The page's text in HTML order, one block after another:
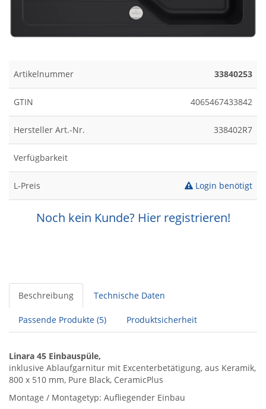
Artikelnummer 33840253
GTIN 4065467433842
Hersteller Art.-Nr. 338402R7
Verfügbarkeit
L-Preis Login benötigt
Noch kein Kunde? Hier registrieren!
Beschreibung Technische Daten
Passende Produkte (5) Produktsicherheit
Linara 45 Einbauspüle,
inklusive Ablaufgarnitur mit Excenterbetätigung, aus Keramik,
800 x 510 mm, Pure Black, CeramicPlus
Montage / Montagetyp: Aufliegender Einbau